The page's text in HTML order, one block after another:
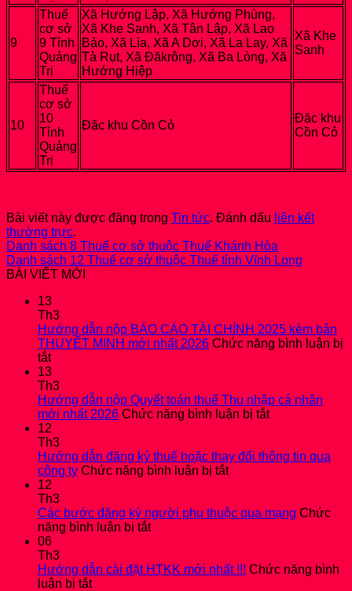
9
Thuế
cơ sở
9 Tỉnh
Quảng
Trị
Xã Hướng Lập, Xã Hướng Phùng,
Xã Khe Sanh, Xã Tân Lập, Xã Lao
Bảo, Xã Lìa, Xã A Dơi, Xã La Lay, Xã
Tà Rụt, Xã Đăkrông, Xã Ba Lòng, Xã
Hướng Hiệp
Xã Khe
Sanh
10
Thuế
cơ sở
10
Tỉnh
Quảng
Trị
Đặc khu Cồn Cỏ
Đặc khu
Cồn Cỏ
Bài viết này được đăng trong Tin tức. Đánh dấu liên kết
thường trực.
Danh sách 8 Thuế cơ sở thuộc Thuế Khánh Hòa
Danh sách 12 Thuế cơ sở thuộc Thuế tỉnh Vĩnh Long
BÀI VIẾT MỚI
13
Th3
Hướng dẫn nộp BÁO CÁO TÀI CHÍNH 2025 kèm bản
THUYẾT MINH mới nhất 2026 Chức năng bình luận bị
tắtở
Hướng
dẫn
nộp
BÁO
CÁO
TÀI
CHÍNH
2025
kèm
bản
THUYẾT
MINH
mới
nhất
2026
13
Th3
Hướng dẫn nộp Quyết toán thuế Thu nhập cá nhân
mới nhất 2026 Chức năng bình luận bị tắtở
nộp
Thu
mới
12
Th3
Hướng dẫn đăng ký thuế hoặc thay đổi thông tin qua
công ty Chức năng bình luận bị tắtở
đăng
thay
12
Th3
Các bước đăng ký người phụ thuộc qua mạng Chức
năng bình luận bị tắtở
đăng
06
Th3
Hướng dẫn cài đặt HTKK mới nhất !!! Chức năng bình
luận bị tắtở